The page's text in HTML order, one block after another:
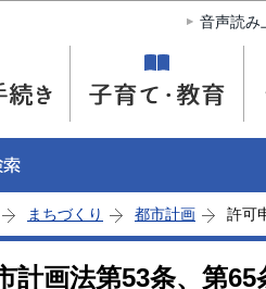
このページの本文へ移動
音声読み
まちづくり 都市計画 許可
画法第53条、第65